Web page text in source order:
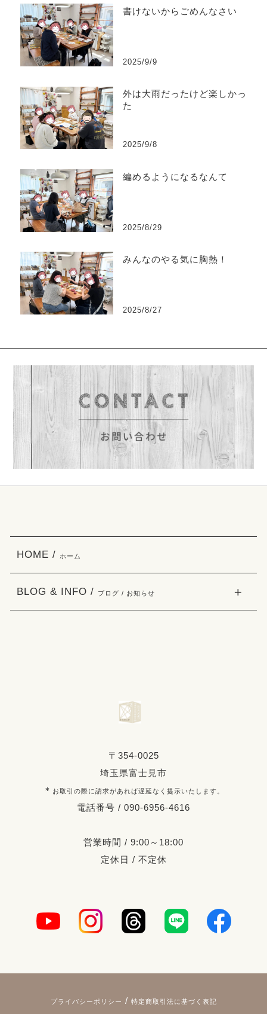
書けないからごめんなさい
2025/9/9
外は大雨だったけど楽しかっ
た
2025/9/8
編めるようになるなんて
2025/8/29
みんなのやる気に胸熱！
2025/8/27
〒354-0025
埼玉県富士見市
＊ お取引の際に請求があれば遅延なく提示いたします。
電話番号 / 090-6956-4616
営業時間 / 9:00～18:00
定休日 / 不定休
HOME / ホーム
BLOG & INFO / ブログ / お知らせ
プライバシーポリシー / 特定商取引法に基づく表記